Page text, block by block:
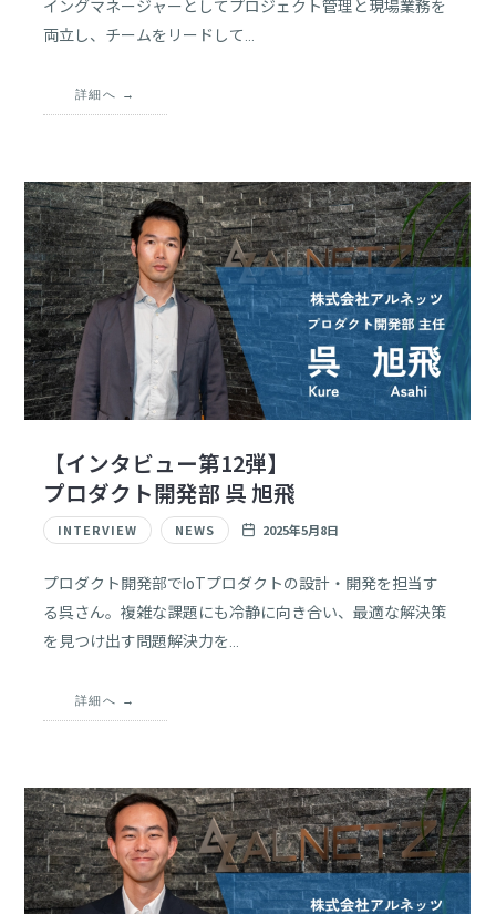
イングマネージャーとしてプロジェクト管理と現場業務を
両立し、チームをリードして…
詳細へ
【インタビュー第12弾】
プロダクト開発部 呉 旭飛
INTERVIEW NEWS 2025年5月8日
プロダクト開発部でIoTプロダクトの設計・開発を担当す
る呉さん。複雑な課題にも冷静に向き合い、最適な解決策
を見つけ出す問題解決力を…
詳細へ